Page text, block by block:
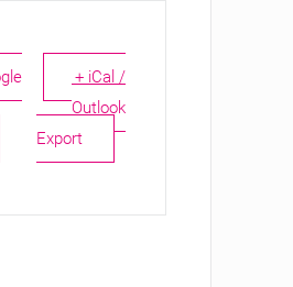
+ iCal /
Outlook
Export